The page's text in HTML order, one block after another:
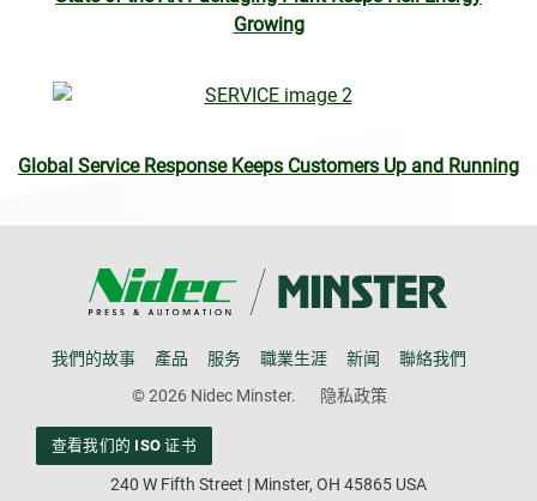
Growing
Global Service Response Keeps Customers Up and Running
我們的故事 產品 服务 職業生涯 新闻
聯絡我們
© 2026 Nidec Minster.
隐私政策
查看我们的 ISO 证书
240 W Fifth Street | Minster, OH 45865 USA